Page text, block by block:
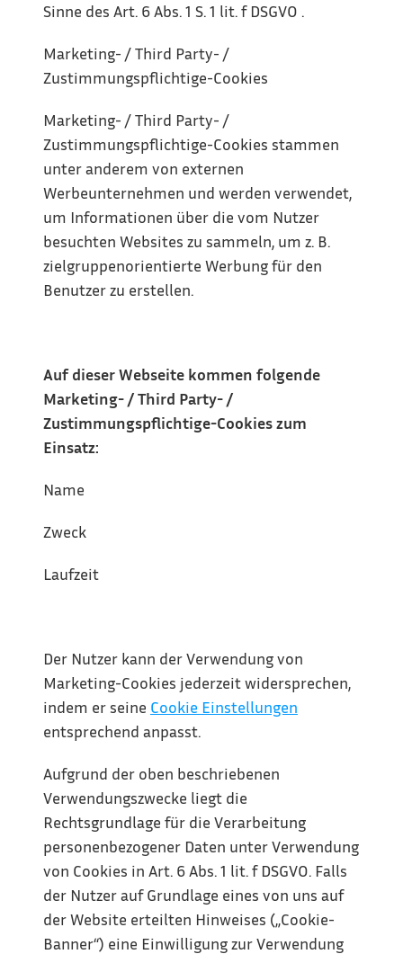
Sinne des Art. 6 Abs. 1 S. 1 lit. f DSGVO .
Marketing- / Third Party- /
Zustimmungspflichtige-Cookies
Marketing- / Third Party- /
Zustimmungspflichtige-Cookies stammen
unter anderem von externen
Werbeunternehmen und werden verwendet,
um Informationen über die vom Nutzer
besuchten Websites zu sammeln, um z. B.
zielgruppenorientierte Werbung für den
Benutzer zu erstellen.
Auf dieser Webseite kommen folgende
Marketing- / Third Party- /
Zustimmungspflichtige-Cookies zum
Einsatz:
Name
Zweck
Laufzeit
Der Nutzer kann der Verwendung von
Marketing-Cookies jederzeit widersprechen,
indem er seine Cookie Einstellungen
entsprechend anpasst.
Aufgrund der oben beschriebenen
Verwendungszwecke liegt die
Rechtsgrundlage für die Verarbeitung
personenbezogener Daten unter Verwendung
von Cookies in Art. 6 Abs. 1 lit. f DSGVO. Falls
der Nutzer auf Grundlage eines von uns auf
der Website erteilten Hinweises („Cookie-
Banner“) eine Einwilligung zur Verwendung